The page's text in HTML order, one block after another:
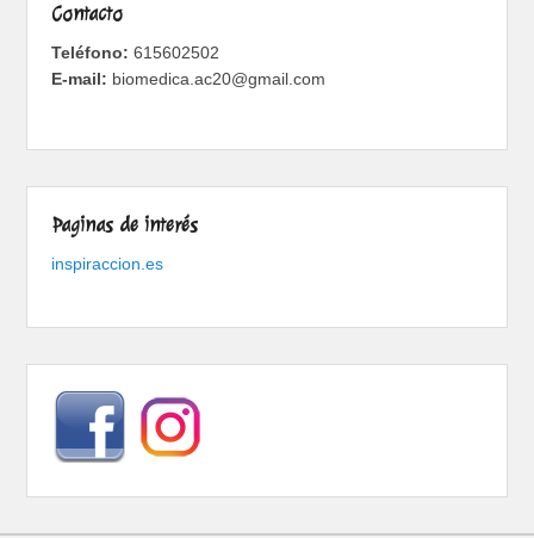
Contacto
Teléfono: 615602502
E-mail: biomedica.ac20@gmail.com
Paginas de interés
inspiraccion.es